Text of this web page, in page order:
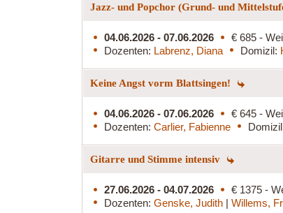
Jazz- und Popchor (Grund- und
04.06.2026 - 07.06.2026
€ 685 -
Dozenten: Labrenz, Diana Domizil:
Keine Angst vorm Blattsingen!
04.06.2026 - 07.06.2026
€ 645 -
Dozenten: Carlier, Fabienne
Gitarre und Stimme intensiv
27.06.2026 - 04.07.2026
€ 1375 -
Dozenten: Genske, Judith | Willems,